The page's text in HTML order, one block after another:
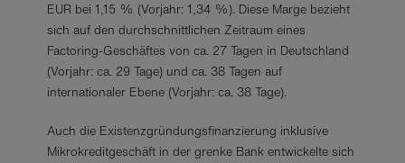
EUR bei 1,15 % (Vorjahr: 1,34 %). Diese Marge bezieht
sich auf den durchschnittlichen Zeitraum eines
Factoring-Geschäftes von ca. 27 Tagen in Deutschland
(Vorjahr: ca. 29 Tage) und ca. 38 Tagen auf
internationaler Ebene (Vorjahr: ca. 38 Tage).
Auch die Existenzgründungsfinanzierung inklusive
Mikrokreditgeschäft in der grenke Bank entwickelte sich